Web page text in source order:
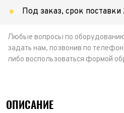
Под заказ, срок
Любые вопросы по
задать нам, позвонив по
либо воспользоваться формой
ОПИСАНИЕ